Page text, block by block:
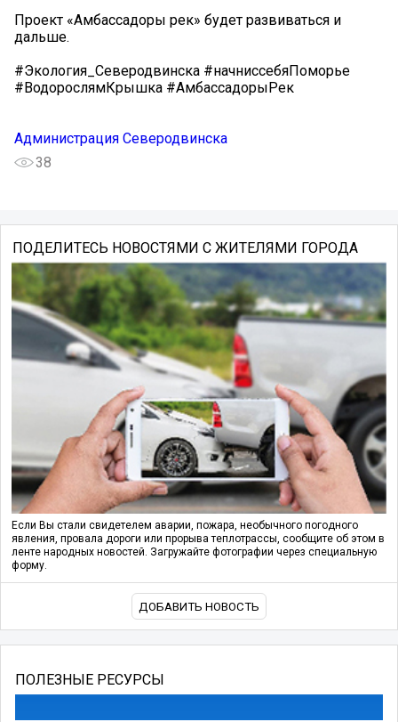
Проект «Амбассадоры рек» будет развиваться и
дальше.
#Экология_Северодвинска #начниссебяПоморье
#ВодорослямКрышка #АмбассадорыРек
Администрация Северодвинска
38
ПОДЕЛИТЕСЬ НОВОСТЯМИ С ЖИТЕЛЯМИ ГОРОДА
Если Вы стали свидетелем аварии, пожара, необычного погодного
явления, провала дороги или прорыва теплотрассы, сообщите об этом в
ленте народных новостей. Загружайте фотографии через специальную
форму.
ДОБАВИТЬ НОВОСТЬ
ПОЛЕЗНЫЕ РЕСУРСЫ